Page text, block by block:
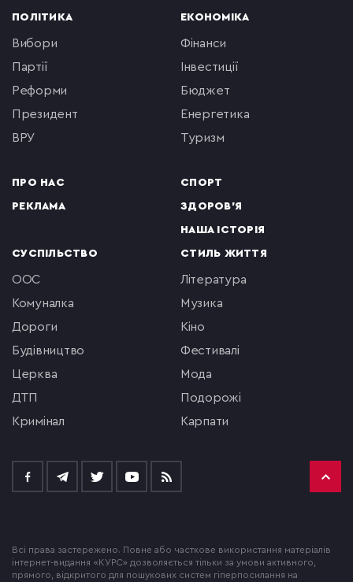
ПОЛІТИКА
вибори
партії
реформи
президент
ВРУ
ПРО НАС
РЕКЛАМА
ЕКОНОМІКА
фінанси
інвестиції
бюджет
енергетика
туризм
СПОРТ
ЗДОРОВ'Я
НАША ІСТОРІЯ
СУСПІЛЬСТВО
ООС
комуналка
Дороги
будівництво
церква
ДТП
кримінал
СТИЛЬ ЖИТТЯ
література
музика
кіно
фестивалі
мода
подорожі
Карпати
Всі права застережено. Повне або часткове використання матеріалів
інтернет-видання «КУРС» дозволяється тільки за умови активного,
прямого, відкритого для пошукових систем гіперпосилання на